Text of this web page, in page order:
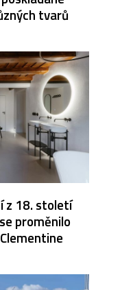
tvarů
z 18. století
proměnilo